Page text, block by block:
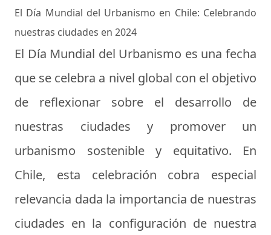
El Día Mundial del Urbanismo en Chile: Celebrando
nuestras ciudades en 2024
El Día Mundial del Urbanismo es una fecha
que se celebra a nivel global con el objetivo
de reflexionar sobre el desarrollo de
nuestras ciudades y promover un
urbanismo sostenible y equitativo. En
Chile, esta celebración cobra especial
relevancia dada la importancia de nuestras
ciudades en la configuración de nuestra